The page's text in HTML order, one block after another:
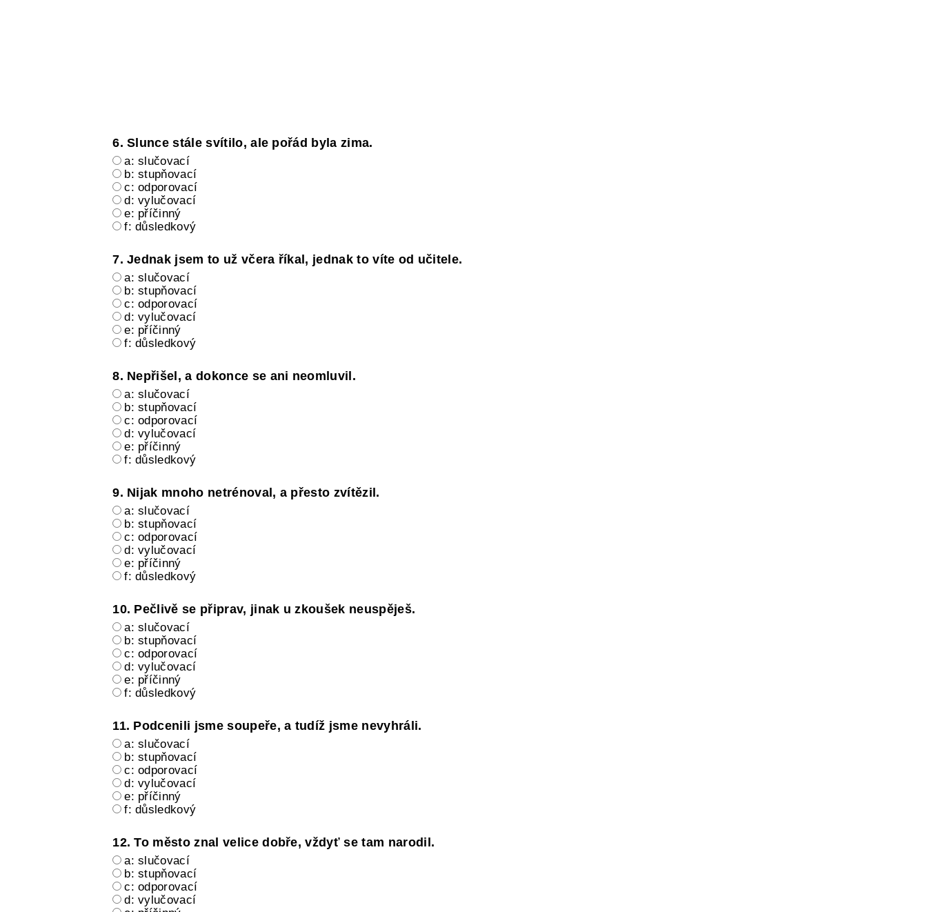
6. Slunce stále svítilo, ale pořád byla zima.
a: slučovací
b: stupňovací
c: odporovací
d: vylučovací
e: příčinný
f: důsledkový
7. Jednak jsem to už včera říkal, jednak to víte od učitele.
a: slučovací
b: stupňovací
c: odporovací
d: vylučovací
e: příčinný
f: důsledkový
8. Nepřišel, a dokonce se ani neomluvil.
a: slučovací
b: stupňovací
c: odporovací
d: vylučovací
e: příčinný
f: důsledkový
9. Nijak mnoho netrénoval, a přesto zvítězil.
a: slučovací
b: stupňovací
c: odporovací
d: vylučovací
e: příčinný
f: důsledkový
10. Pečlivě se připrav, jinak u zkoušek neuspěješ.
a: slučovací
b: stupňovací
c: odporovací
d: vylučovací
e: příčinný
f: důsledkový
11. Podcenili jsme soupeře, a tudíž jsme nevyhráli.
a: slučovací
b: stupňovací
c: odporovací
d: vylučovací
e: příčinný
f: důsledkový
12. To město znal velice dobře, vždyť se tam narodil.
a: slučovací
b: stupňovací
c: odporovací
d: vylučovací